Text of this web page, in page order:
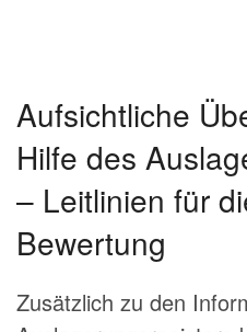
Aufsichtliche
Hilfe des
– Leitlinien für
Bewertung
Zusätzlich zu den